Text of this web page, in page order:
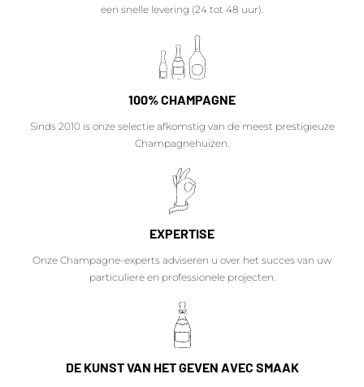
een snelle levering (24 tot 48 uur).
100% CHAMPAGNE
Sinds 2010 is onze selectie afkomstig van de meest prestigieuze
Champagnehuizen.
EXPERTISE
Onze Champagne-experts adviseren u over het succes van uw
particuliere en professionele projecten.
DE KUNST VAN HET GEVEN AVEC SMAAK